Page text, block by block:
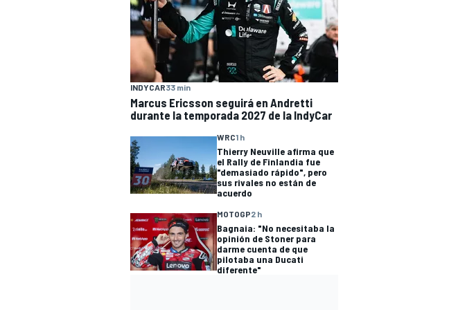
INDYCAR33 min
Marcus Ericsson seguirá en Andretti
durante la temporada 2027 de la IndyCar
WRC1 h
Thierry Neuville afirma que
el Rally de Finlandia fue
"demasiado rápido", pero
sus rivales no están de
acuerdo
MOTOGP2 h
Bagnaia: "No necesitaba la
opinión de Stoner para
darme cuenta de que
pilotaba una Ducati
diferente"